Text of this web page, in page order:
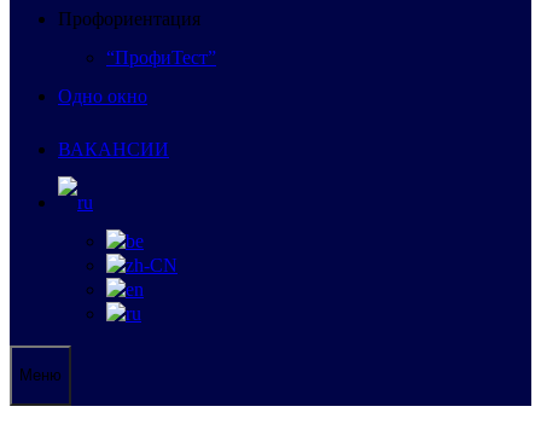
Профориентация
“ПрофиТест”
Одно окно
ВАКАНСИИ
Меню